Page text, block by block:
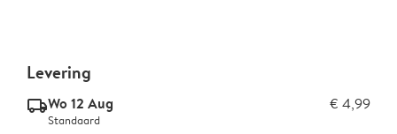
Levering
delivery_standard_v2Wo 12 Aug € 4,99
Standaard